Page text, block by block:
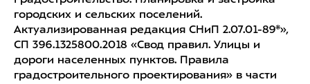
городских и сельских поселений.
Актуализированная редакция СНиП 2.07.01-89*»,
СП 396.1325800.2018 «Свод правил. Улицы и
дороги населенных пунктов. Правила
градостроительного проектирования» в части